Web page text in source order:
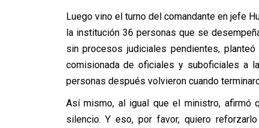
Luego vino el turno del comandante en jefe
la institución 36 personas que se
sin procesos judiciales pendientes,
comisionada de oficiales y suboficiales a
personas después volvieron cuando
Así mismo, al igual que el ministro, afirmó
silencio. Y eso, por favor, quiero